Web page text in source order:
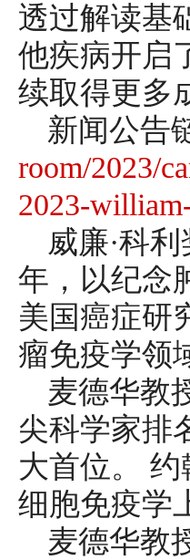
透过解读基
他疾病开启
续取得更多
新闻公告
room/2023/
2023-
威廉·科
年，以纪念
美国癌症研
瘤免疫学领
麦德华教
尖科学家排
大首位。
细胞免疫学
麦德华教